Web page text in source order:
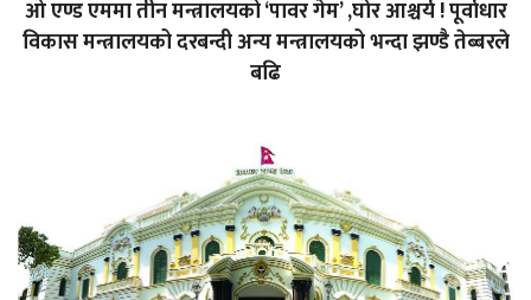
ओ एण्ड एममा तीन मन्त्रालयको ‘पावर गेम’ ,घोर आश्चर्य ! पूर्वाधार
विकास मन्त्रालयको दरबन्दी अन्य मन्त्रालयको भन्दा झण्डै तेब्बरले
बढि